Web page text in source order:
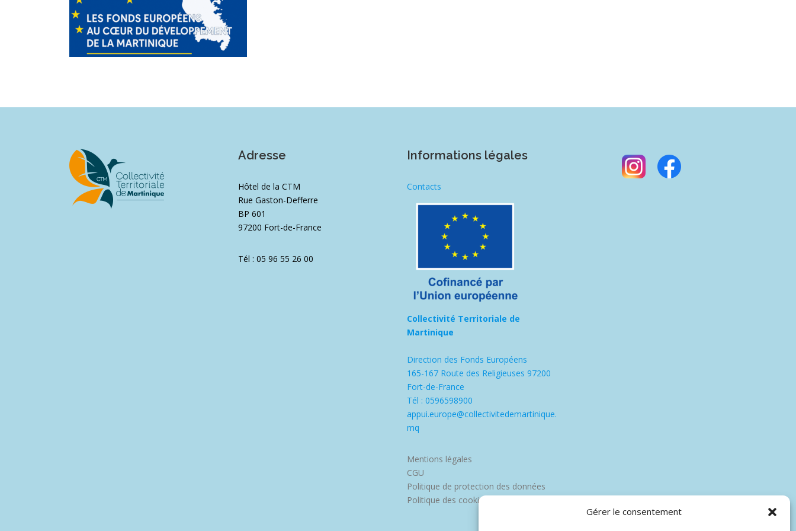
Gérer le consentement
Adresse
Hôtel de la CTM
Rue Gaston-Defferre
BP 601
97200 Fort-de-France
Tél : 05 96 55 26 00
Informations légales
Contacts
Collectivité Territoriale de
Martinique
Direction des Fonds Européens
165-167 Route des Religieuses 97200
Fort-de-France
Tél : 0596598900
appui.europe@collectivitedemartinique.
mq
Mentions légales
CGU
Politique de protection des données
Politique des cookies